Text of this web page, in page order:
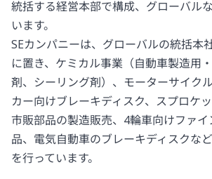
統括する経営本部で構成、グローバル
います。
SEカンパニーは、グローバルの統括本
に置き、ケミカル事業（自動車製造用
剤、シーリング剤）、モーターサイク
カー向けブレーキディスク、スプロケ
市販部品の製造販売、4輪車向けファ
品、電気自動車のブレーキディスクな
を行っています。